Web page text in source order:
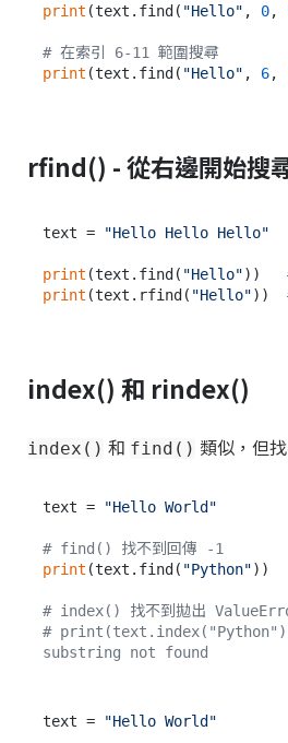
print (text.find( "Hello" , 0,
# 在索引 6-11 範圍搜尋
print (text.find( "Hello" , 6,
rfind() - 從右邊開始搜
text = "Hello Hello Hello"
print (text.find( "Hello"))
print (text.rfind( "Hello"))
index() 和 rindex()
index() 和 find() 類似，但
text = "Hello World"
# find() 找不到回傳 -1
print (text.find( "Python"))
# index() 找不到拋出
#
substring not found
text = "Hello World"